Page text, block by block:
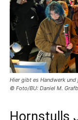
Hier gibt es Handwerk
© Foto/BU: Daniel M.
Hornstulls